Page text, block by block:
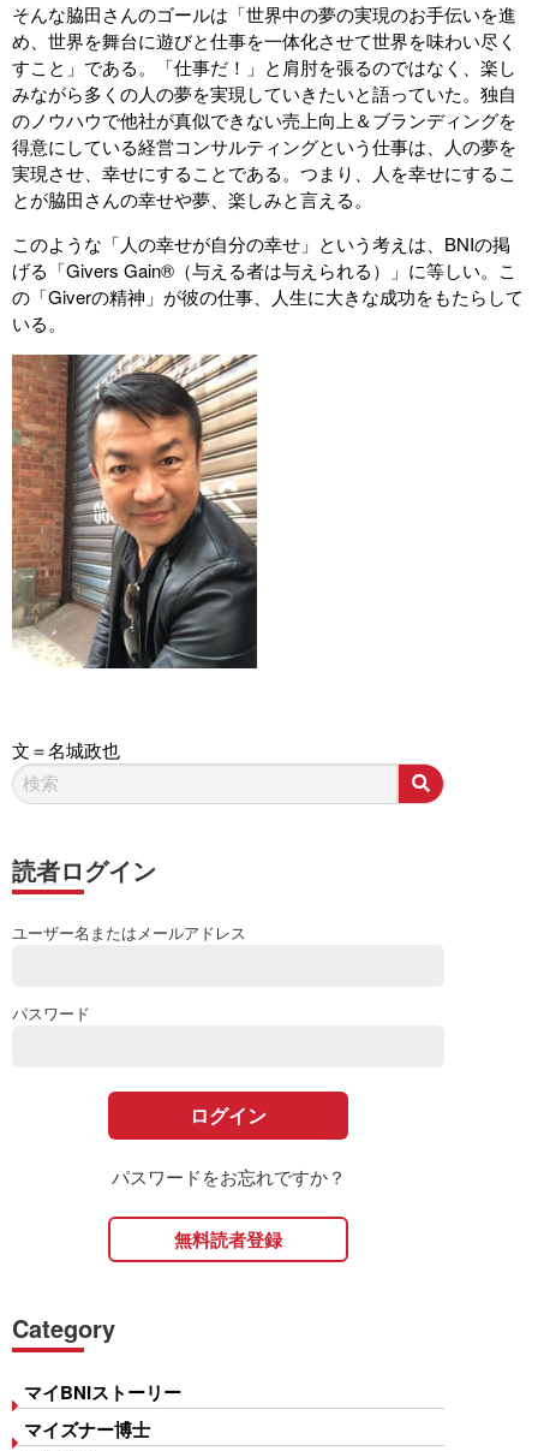
そんな脇田さんのゴールは「世界中の夢の実現のお手伝いを進
め、世界を舞台に遊びと仕事を一体化させて世界を味わい尽く
すこと」である。「仕事だ！」と肩肘を張るのではなく、楽し
みながら多くの人の夢を実現していきたいと語っていた。独自
のノウハウで他社が真似できない売上向上＆ブランディングを
得意にしている経営コンサルティングという仕事は、人の夢を
実現させ、幸せにすることである。つまり、人を幸せにするこ
とが脇田さんの幸せや夢、楽しみと言える。
このような「人の幸せが自分の幸せ」という考えは、BNIの掲
げる「Givers Gain®（与える者は与えられる）」に等しい。こ
の「Giverの精神」が彼の仕事、人生に大きな成功をもたらして
いる。
文＝名城政也
読者ログイン
ユーザー名またはメールアドレス
パスワード
パスワードをお忘れですか？
無料読者登録
Category
マイBNIストーリー
マイズナー博士